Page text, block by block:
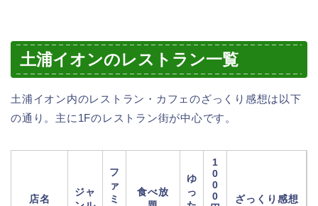
土浦イオンのレストラン一覧
土浦イオン内のレストラン・カフェのざっくり感想は以下
の通り。主に1Fのレストラン街が中心です。
店名
ジャ
フ
ァ
ミ
食べ放
ゆ
っ
1
0
0
0
ざっくり感想